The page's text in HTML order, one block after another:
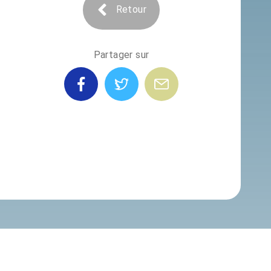
Retour
Partager sur